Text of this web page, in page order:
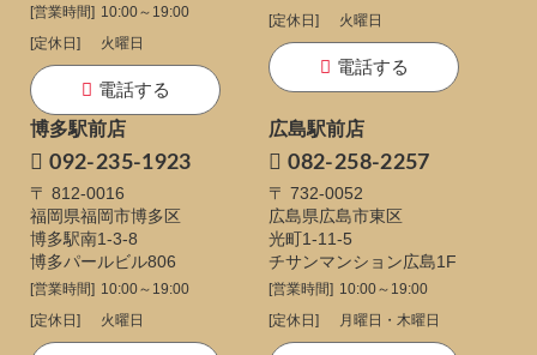
[営業時間] 10:00～19:00
[定休日]
火曜日
電話する
[定休日]
火曜日
電話する
博多駅前店
092-235-1923
〒 812-0016
福岡県福岡市博多区
博多駅南1-3-8
博多パールビル806
[営業時間] 10:00～19:00
[定休日]
火曜日
広島駅前店
082-258-2257
〒 732-0052
広島県広島市東区
光町1-11-5
チサンマンション広島1F
[営業時間] 10:00～19:00
[定休日]
月曜日・木曜日